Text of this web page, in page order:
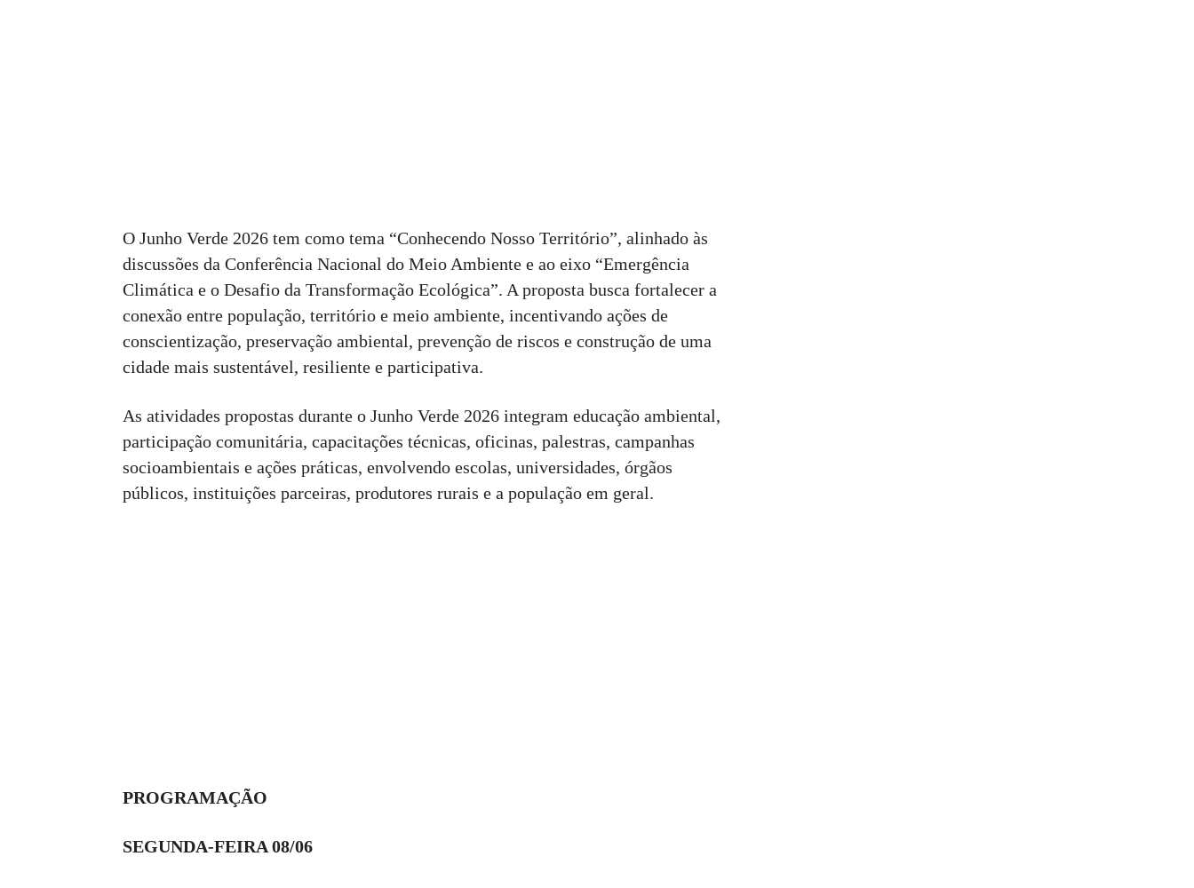
O Junho Verde 2026 tem como tema “Conhecendo Nosso Território”, alinhado às
discussões da Conferência Nacional do Meio Ambiente e ao eixo “Emergência
Climática e o Desafio da Transformação Ecológica”. A proposta busca fortalecer a
conexão entre população, território e meio ambiente, incentivando ações de
conscientização, preservação ambiental, prevenção de riscos e construção de uma
cidade mais sustentável, resiliente e participativa.
As atividades propostas durante o Junho Verde 2026 integram educação ambiental,
participação comunitária, capacitações técnicas, oficinas, palestras, campanhas
socioambientais e ações práticas, envolvendo escolas, universidades, órgãos
públicos, instituições parceiras, produtores rurais e a população em geral.
PROGRAMAÇÃO
SEGUNDA-FEIRA 08/06